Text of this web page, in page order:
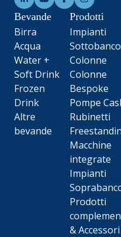
Bevande
Birra
Acqua
Water +
Soft Drink
Frozen
Drink
Altre
bevande
Prodotti
Impianti
Sottobanco
Colonne
Colonne
Bespoke
Pompe
Rubinetti
Macchine
integrate
Impianti
Prodotti
& Accessori